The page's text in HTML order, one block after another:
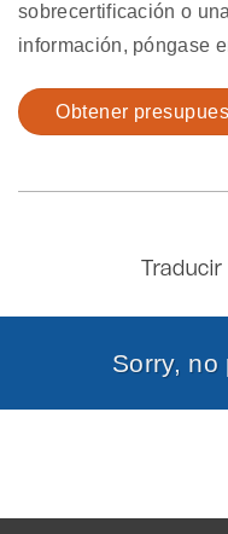
sobrecertificación o
información, póngase
Obtener
Sorry, no